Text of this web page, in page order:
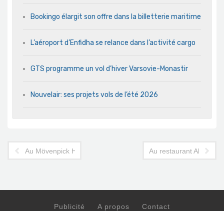
Bookingo élargit son offre dans la billetterie maritime
L’aéroport d’Enfidha se relance dans l’activité cargo
GTS programme un vol d’hiver Varsovie-Monastir
Nouvelair: ses projets vols de l’été 2026
Au Mövenpick Hotel Gammarth Tunis : expérience d'Iftar
Au restaurant Abou
Publicité A propos Contact